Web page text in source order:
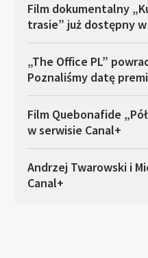
Film dokumentalny
trasie” już dostępny w
„The Office PL”
Poznaliśmy datę
Film Quebonafide
w serwisie Canal+
Andrzej Twarowski i
Canal+